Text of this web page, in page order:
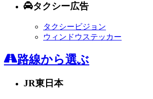
タクシー広告
タクシービジョン
ウィンドウステッカー
路線から選ぶ
JR東日本